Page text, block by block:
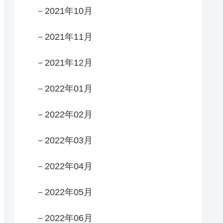
－2021年10月
－2021年11月
－2021年12月
－2022年01月
－2022年02月
－2022年03月
－2022年04月
－2022年05月
－2022年06月